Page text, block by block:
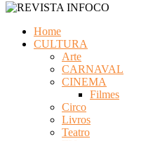
INFOCO
Home
CULTURA
Arte
CARNAVAL
CINEMA
Filmes
Circo
Livros
Teatro